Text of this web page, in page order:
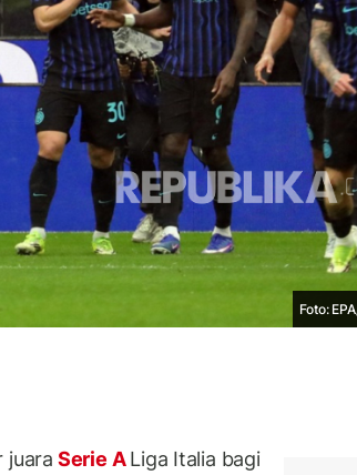
Foto:
juara Serie ALiga Italia bagi